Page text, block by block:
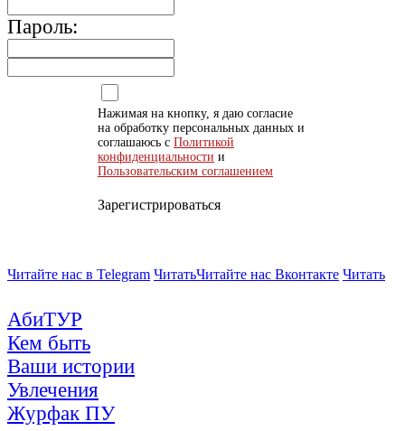
Пароль:
Нажимая на кнопку, я даю согласие
на обработку персональных данных и
соглашаюсь с Политикой
конфиденциальности и
Пользовательским соглашением
Зарегистрироваться
Читайте нас в Telegram ЧитатьЧитайте нас Вконтакте Читать
АбиТУР
Кем быть
Ваши истории
Увлечения
Журфак ПУ